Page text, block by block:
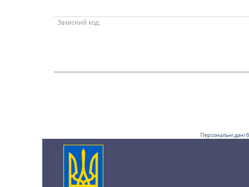
Захисний код:
Персональні дані